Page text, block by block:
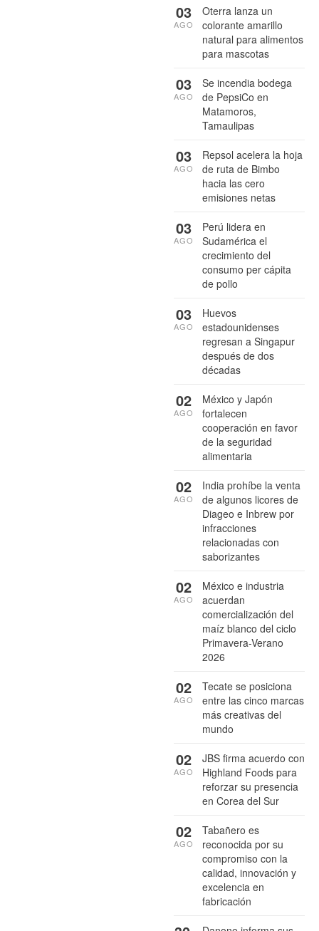
Oterra lanza un
colorante amarillo
natural para alimentos
para mascotas
03
AGO
Se incendia bodega
de PepsiCo en
Matamoros,
Tamaulipas
03
AGO
Repsol acelera la hoja
de ruta de Bimbo
hacia las cero
emisiones netas
03
AGO
Perú lidera en
Sudamérica el
crecimiento del
consumo per cápita
de pollo
03
AGO
Huevos
estadounidenses
regresan a Singapur
después de dos
décadas
03
AGO
México y Japón
fortalecen
cooperación en favor
de la seguridad
alimentaria
02
AGO
India prohíbe la venta
de algunos licores de
Diageo e Inbrew por
infracciones
relacionadas con
saborizantes
02
AGO
México e industria
acuerdan
comercialización del
maíz blanco del ciclo
Primavera-Verano
2026
02
AGO
Tecate se posiciona
entre las cinco marcas
más creativas del
mundo
02
AGO
JBS firma acuerdo con
Highland Foods para
reforzar su presencia
en Corea del Sur
02
AGO
Tabañero es
reconocida por su
compromiso con la
calidad, innovación y
excelencia en
fabricación
02
AGO